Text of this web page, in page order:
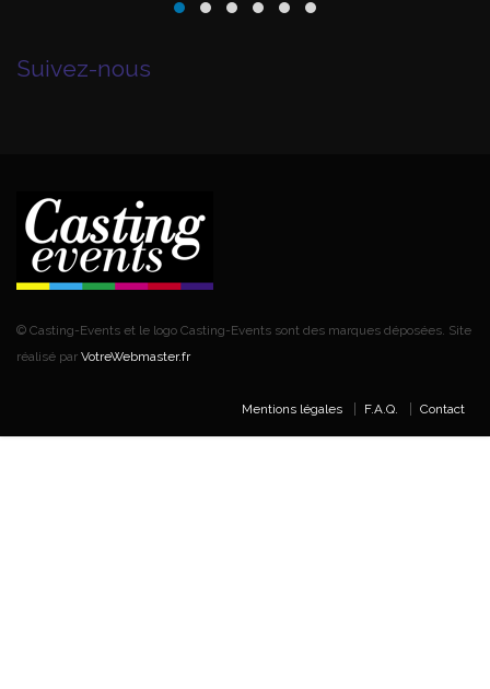
Suivez-nous
© Casting-Events et le logo Casting-Events sont des marques déposées. Site
réalisé par VotreWebmaster.fr
Mentions légales F.A.Q. Contact